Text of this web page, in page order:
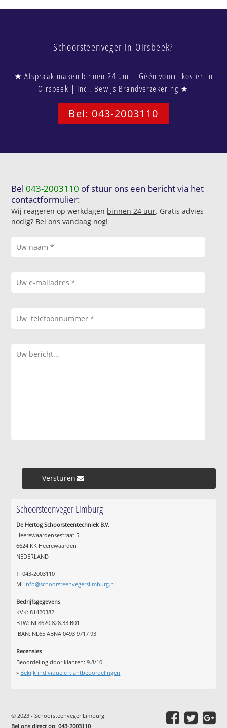
Schoorsteenveger in Oirsbeek?
★ Afspraak maken binnen 24 uur | Géén voorrijkosten in
Oirsbeek | Incl. Bewijs Brandverzekering ★
Bel: 043-2003110
Bel043-2003110 of stuur ons een bericht via het
contactformulier:
Wij reageren op werkdagen binnen 24 uur. Gratis advies
nodig? Bel ons vandaag nog!
Versturen »
Schoorsteenveger Limburg
De Hertog Schoorsteentechniek B.V.
Heerewaardensestraat 5
6624 KK Heerewaarden
NEDERLAND
T: 043-2003110
M: info@schoorsteenvegerslimburg.nl
Bedrijfsgegevens
KVK: 81420382
BTW: NL8620.828.33.B01
IBAN: NL65 ABNA 0493 9717 93
Recensies
Beoordeling door klanten:9.8/10
» Bekijk individuele klantbeoordelingen
© 2023 - Schoorsteenveger Limburg
Bel ons direct op:043-2003110